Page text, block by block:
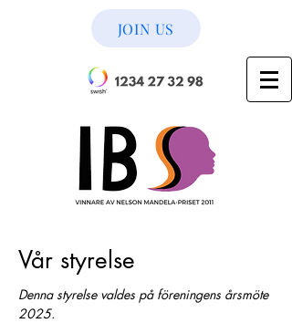
JOIN US
Vår styrelse
Denna styrelse valdes på föreningens årsmöte
2025.